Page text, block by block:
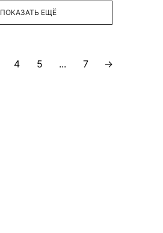
ПОКАЗАТЬ ЕЩЁ
4 5 ... 7 →